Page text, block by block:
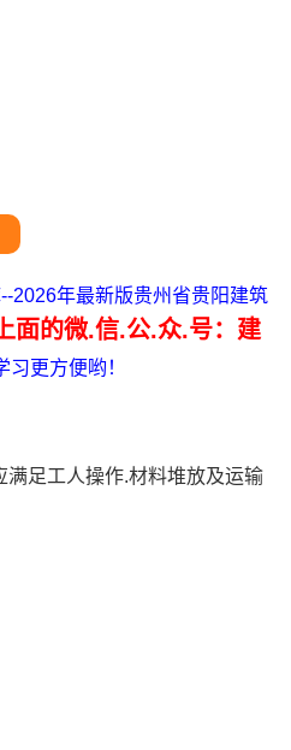
2026年最新版贵州省贵阳建筑
面的微.信.公.众.号：建
更方便哟！
满足工人操作.材料堆放及运输